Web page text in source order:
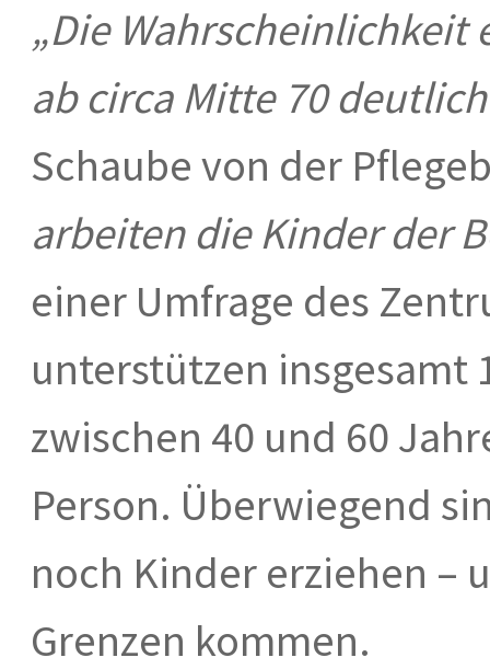
„Die
ab circa Mitte 70
Schaube von der
arbeiten die Kinder der
einer Umfrage des
unterstützen insgesamt
zwischen 40 und 60
Person. Überwiegend
noch Kinder erziehen –
Grenzen kommen.